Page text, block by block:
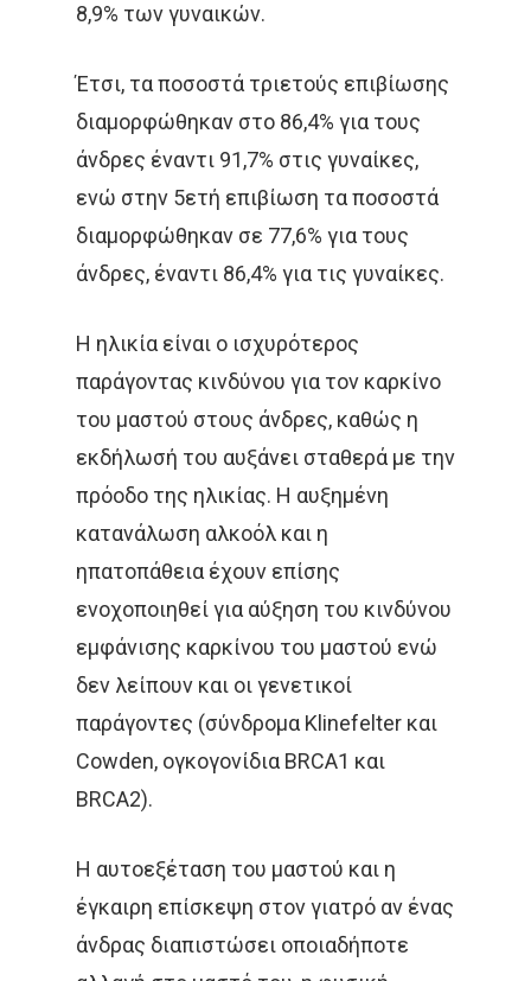
8,9% των γυναικών.
Έτσι, τα ποσοστά τριετούς επιβίωσης
διαμορφώθηκαν στο 86,4% για τους
άνδρες έναντι 91,7% στις γυναίκες,
ενώ στην 5ετή επιβίωση τα ποσοστά
διαμορφώθηκαν σε 77,6% για τους
άνδρες, έναντι 86,4% για τις γυναίκες.
Η ηλικία είναι ο ισχυρότερος
παράγοντας κινδύνου για τον καρκίνο
του μαστού στους άνδρες, καθώς η
εκδήλωσή του αυξάνει σταθερά με την
πρόοδο της ηλικίας. Η αυξημένη
κατανάλωση αλκοόλ και η
ηπατοπάθεια έχουν επίσης
ενοχοποιηθεί για αύξηση του κινδύνου
εμφάνισης καρκίνου του μαστού ενώ
δεν λείπουν και οι γενετικοί
παράγοντες (σύνδρομα Klinefelter και
Cowden, ογκογονίδια BRCA1 και
BRCA2).
Η αυτοεξέταση του μαστού και η
έγκαιρη επίσκεψη στον γιατρό αν ένας
άνδρας διαπιστώσει οποιαδήποτε
Συνεργασίες Μέλη
Ομάδα Των
Καλοήθη Νοσήματα
Κακοήθη Νοσήματα
Καρκίνος Του
Καρκίνος Μαστού
Καρκίνος Εντέρου
Καρκίνος Στομάχου
Οισοφάγου Και
Καρκίνος
& Ενδομητρίου
Καρκίνος
Κύστεως
Δέρματος
Λεμφώματα –
Νοσήματα
Καρκίνος Κεφαλής
Μεταστατική Νόσος
Παρενέργειες
Θεραπεία Πόνου
Τεχνικές
Εξωτερική
Βραχυθεραπεία
Στερεοταξία
Επικαιρότητα
Νέα
Συνεντεύξεις
Εφημερίδες &
Επιστημονικές
Έρευνα
Επικοινωνία
Ελληνικα
Αναζήτηση
Άκος | Δείτε Τα Βίντεο
Ετικέτες